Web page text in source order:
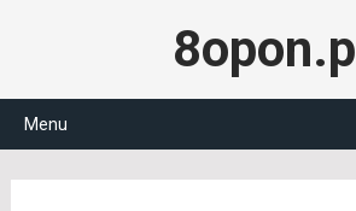
8opon.pl
Menu